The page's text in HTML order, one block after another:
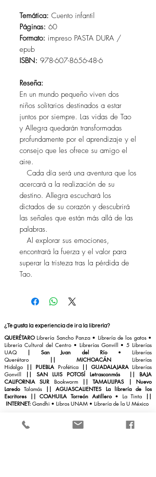
Temática: Cuento infantil
Páginas: 60
Formato: impreso PASTA DURA /
epub
ISBN: 978-607-8656-48-6
Reseña:
En un mundo pequeño viven dos
niños solitarios destinados a estar
juntos por siempre. Las vidas de Tao
y Allegra quedarán transformadas
profundamente por el aprendizaje y el
consejo que les ofrece su amigo el
aire.
Cada día será una aventura que los
acercará a la realización de su
destino. Allegra escuchará los
dictados de su corazón y descubrirá
las señales que están más allá de las
palabras.
Al explorar sus emociones,
encontrará la fuerza y el valor para
superar la tristeza tras la pérdida de
Tao.
¿Te gusta la experiencia de ir a la librería?
QUERÉTAROLibrería Sancho Panza • Librería de los gatos •
Librería Cultural del Centro • Librerías Gonvill • 5 Librerías
UAQ | San Juan del Río•Librerías
Querétaro
|| MICHOACÁN Librerías
Hidalgo || PUEBLA Profética || GUADALAJARALibrerías
Gonvill
|| SAN LUIS POTOSÍ Letrasconmás || BAJA
CALIFORNIA SUR Bookworm ||TAMAULIPAS | Nuevo
LaredoTalamás ||AGUASCALIENTES La librería de los
Escritores || COAHUILA Torreón Astillero• La Tinta
||
INTERNET: Gandhi • Libros UNAM • Librería de la U México
COLOMBIA
|| Waldhunter